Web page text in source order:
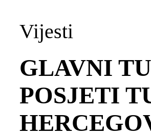
Vijesti
GLAVNI
POSJETI